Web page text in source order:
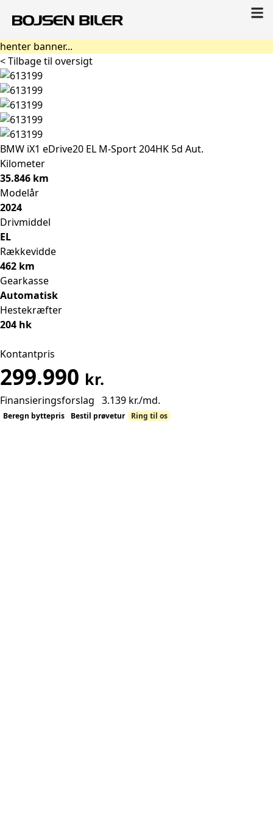
henter banner...
< Tilbage til oversigt
BMW iX1 eDrive20 EL M-Sport 204HK 5d Aut.
Kilometer
35.846 km
Modelår
2024
Drivmiddel
EL
Rækkevidde
462 km
Gearkasse
Automatisk
Hestekræfter
204 hk
Kontantpris
299.990 kr.
Finansieringsforslag 3.139 kr./md.
Beregn byttepris Bestil prøvetur Ring til os